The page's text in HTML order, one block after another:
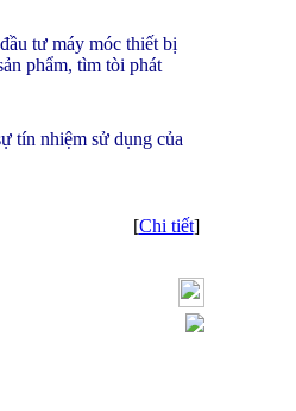
tư máy móc thiết bị
phẩm, tìm tòi phát
tín nhiệm sử dụng của
[Chi tiết]